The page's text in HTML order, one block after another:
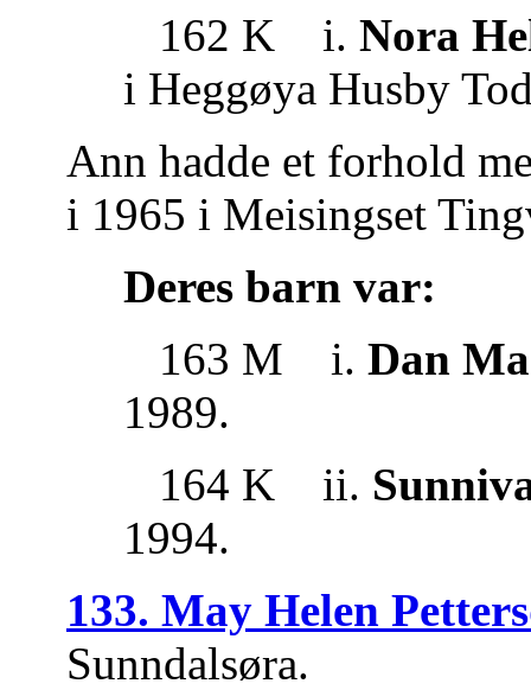
162 K i. Nora
i Heggøya Husby
Ann hadde et forhold
i 1965 i Meisingset
Deres barn var:
163 M i. Dan
1989.
164 K ii.
1994.
133. May Helen
Sunndalsøra.